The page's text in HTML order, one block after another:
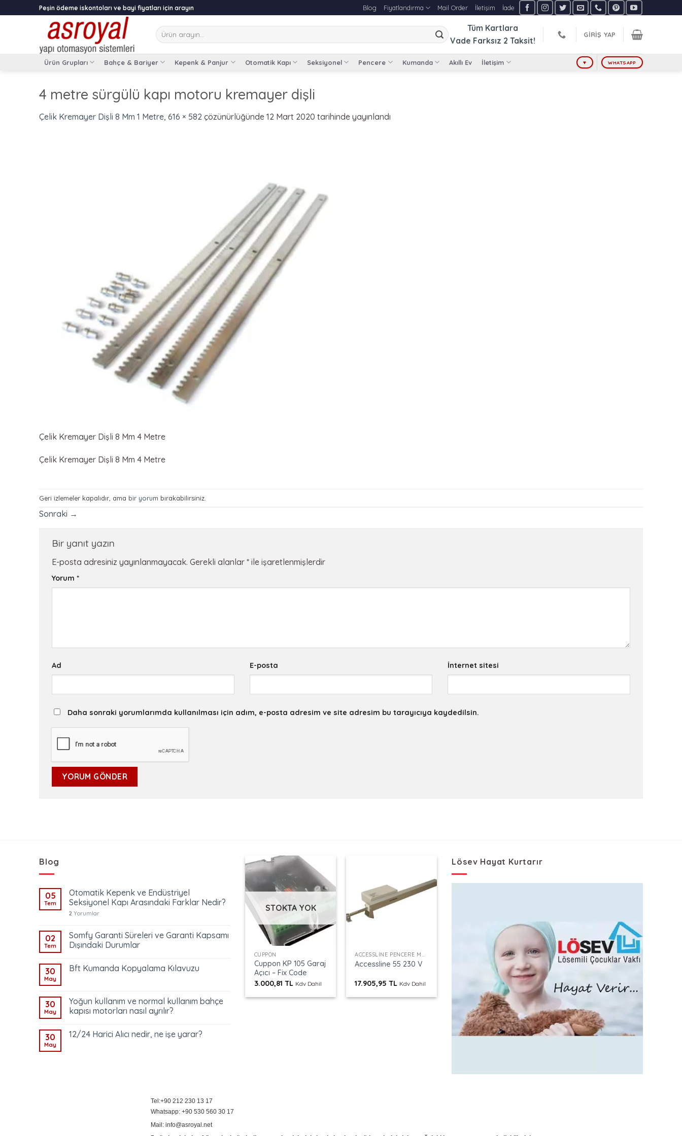
to
Peşin ödeme iskontoları ve bayi fiyatları için arayın Blog Fiyatlandırma Mail Order İletişim İade
Ara:
Tüm Kartlara
Vade Farksız 2 Taksit!
GIRIŞ YAP
Ürün Grupları Bahçe & Bariyer Kepenk & Panjur Otomatik Kapı Seksiyonel Pencere Kumanda Akıllı Ev İletişim ♥ WHATSAPP
4 metre sürgülü kapı motoru kremayer dişli
Çelik Kremayer Dişli 8 Mm 1 Metre, 616 × 582 çözünürlüğünde 12 Mart 2020 tarihinde yayınlandı
Çelik Kremayer Dişli 8 Mm 4 Metre
Çelik Kremayer Dişli 8 Mm 4 Metre
Geri izlemeler kapalıdır, ama bir yorum bırakabilirsiniz.
Sonraki →
Bir yanıt yazın
E-posta adresiniz yayınlanmayacak. Gerekli alanlar * ile işaretlenmişlerdir
Yorum *
Ad E-posta İnternet sitesi
Daha sonraki yorumlarımda kullanılması için adım, e-posta adresim ve site adresim bu tarayıcıya kaydedilsin.
Blog
05
Tem
Otomatik Kepenk ve Endüstriyel
Seksiyonel Kapı Arasındaki Farklar Nedir?
2 Yorumlar
02
Tem
Somfy Garanti Süreleri ve Garanti Kapsamı
Dışındaki Durumlar
30
May
Bft Kumanda Kopyalama Kılavuzu
30
May
Yoğun kullanım ve normal kullanım bahçe
kapısı motorları nasıl ayrılır?
30
May
12/24 Harici Alıcı nedir, ne işe yarar?
STOKTA YOK
CUPPON
Cuppon KP 105 Garaj
Açıcı – Fix Code
3.000,81 TL Kdv Dahil
ACCESSLINE PENCERE MOTORU
Accessline 55 230 V
17.905,95TL Kdv Dahil
Lösev Hayat Kurtarır
Tel:+90 212 230 13 17
Whatsapp: +90 530 560 30 17
Mail: info@asroyal.net